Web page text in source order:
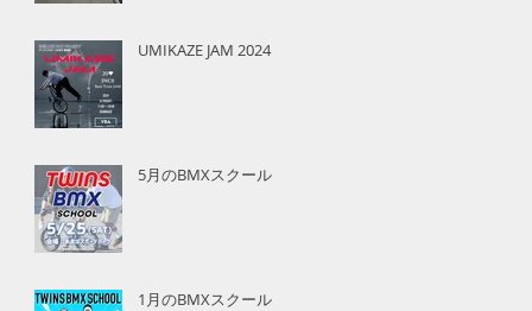
UMIKAZE JAM 2024
5月のBMXスクール
1月のBMXスクール